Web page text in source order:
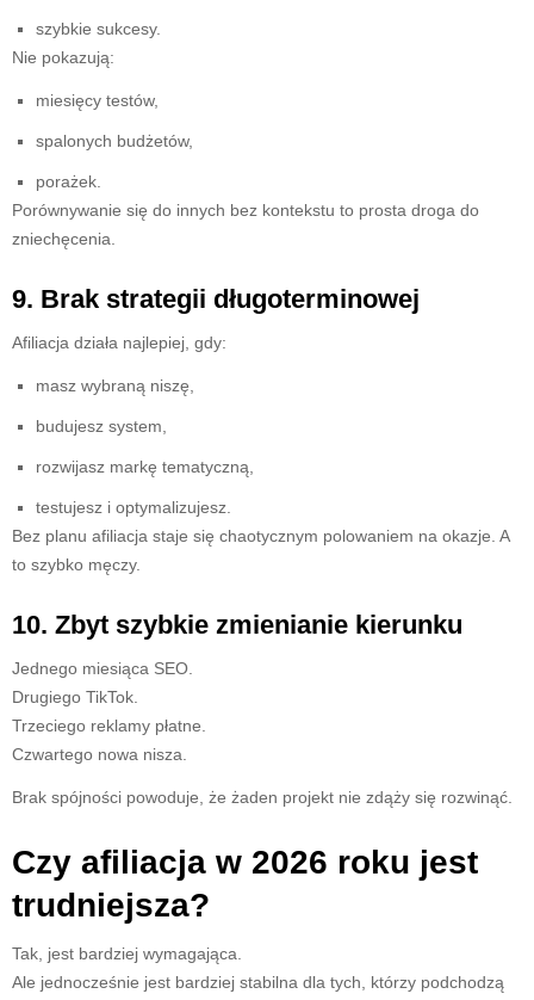
szybkie sukcesy.
Nie pokazują:
miesięcy testów,
spalonych budżetów,
porażek.
Porównywanie się do innych bez kontekstu to prosta droga do
zniechęcenia.
9. Brak strategii długoterminowej
Afiliacja działa najlepiej, gdy:
masz wybraną niszę,
budujesz system,
rozwijasz markę tematyczną,
testujesz i optymalizujesz.
Bez planu afiliacja staje się chaotycznym polowaniem na okazje. A
to szybko męczy.
10. Zbyt szybkie zmienianie kierunku
Jednego miesiąca SEO.
Drugiego TikTok.
Trzeciego reklamy płatne.
Czwartego nowa nisza.
Brak spójności powoduje, że żaden projekt nie zdąży się rozwinąć.
Czy afiliacja w 2026 roku jest
trudniejsza?
Tak, jest bardziej wymagająca.
Ale jednocześnie jest bardziej stabilna dla tych, którzy podchodzą